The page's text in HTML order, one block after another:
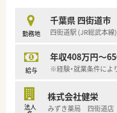
します。
【こんな方にオススメ】
がら、薬剤師として
奨します。
方。
勤務地
千葉県 四街道市
四街道駅 (JR総武本線)
給与
年収408万円～
※経験・就業条件によ
法人
株式会社健栄
みずき薬局 四街道店